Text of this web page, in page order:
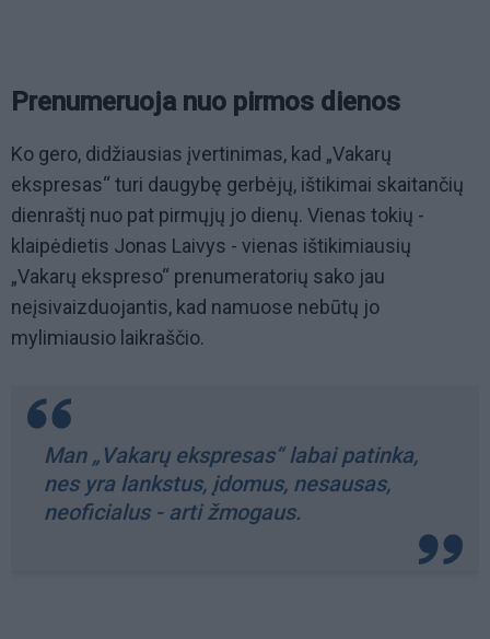
Prenumeruoja nuo pirmos dienos
Ko gero, didžiausias įvertinimas, kad „Vakarų
ekspresas“ turi daugybę gerbėjų, ištikimai skaitančių
dienraštį nuo pat pirmųjų jo dienų. Vienas tokių -
klaipėdietis Jonas Laivys - vienas ištikimiausių
„Vakarų ekspreso“ prenumeratorių sako jau
neįsivaizduojantis, kad namuose nebūtų jo
mylimiausio laikraščio.
Man „Vakarų ekspresas“ labai patinka,
nes yra lankstus, įdomus, nesausas,
neoficialus - arti žmogaus.